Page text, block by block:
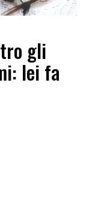
gli
lei fa